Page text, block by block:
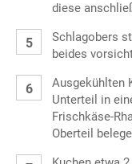
diese
Schlagobers
beides
Ausgekühlten
Unterteil in
Frischkäse-
Oberteil